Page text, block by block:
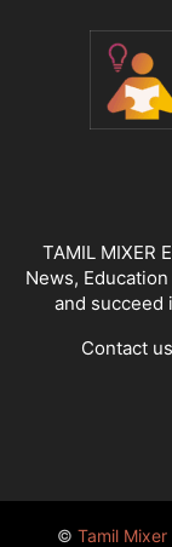
TAMIL MIXER
News,
and succeed
Contact
© Tamil